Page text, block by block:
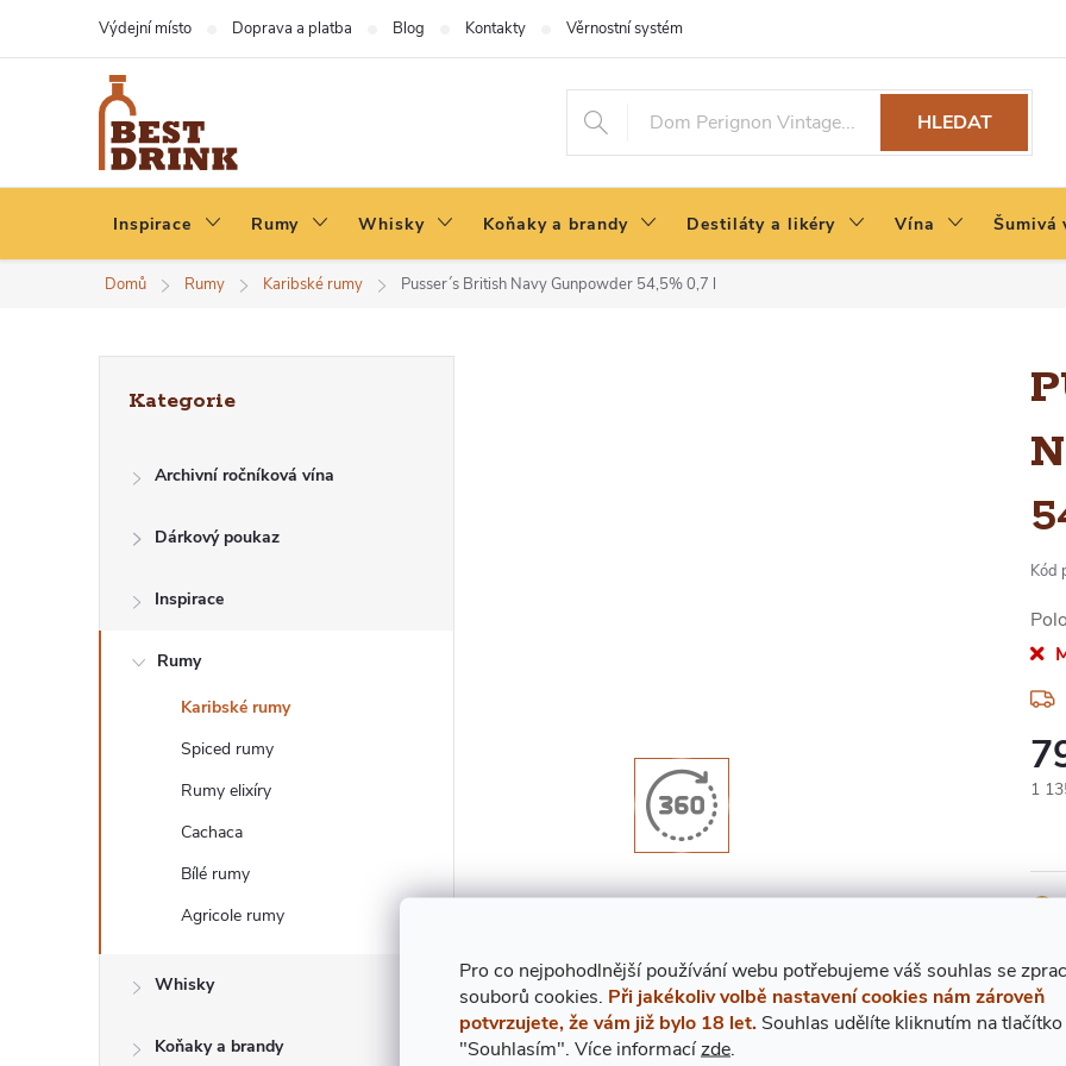
Pro co nejpohodlnější používání webu potřebujeme váš souhlas se
souborů cookies. Při jakékoliv volbě nastavení cookies nám zároveň
potvrzujete, že vám již bylo 18 let. Souhlas udělíte kliknutím na tlačítko
"Souhlasím". Více informacízde.
Výdejní místo Doprava a platba Blog Kontakty Věrnostní systém
HLEDAT
Inspirace Rumy Whisky Koňaky a brandy Destiláty a likéry Vína Šumivá
Domů Rumy Karibské rumy Pusser´s British Navy Gunpowder 54,5% 0,7 l
R
kategorie
Kategorie
Archivní ročníková vína
Dárkový poukaz
Inspirace
Rumy
Karibské rumy
Spiced rumy
Rumy elixíry
Cachaca
Bílé rumy
Agricole rumy
Whisky
Koňaky a brandy
Kód
1